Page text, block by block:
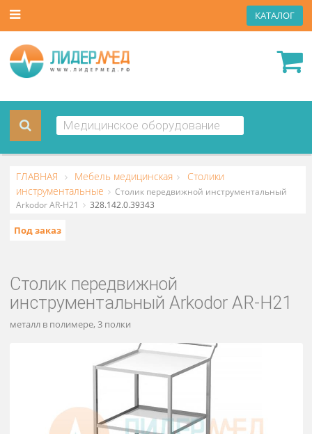
ГЛАВНАЯ Мебель медицинская
Столики
инструментальные
Arkodor AR-H21
Столик передвижной
инструментальный Arkodor AR-
металл в полимере, 3 полки